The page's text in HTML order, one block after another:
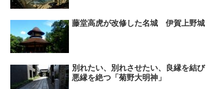
藤堂高虎が改修した名城 伊賀上野城
別れたい、別れさせたい、良縁を結び
悪縁を絶つ「菊野大明神」